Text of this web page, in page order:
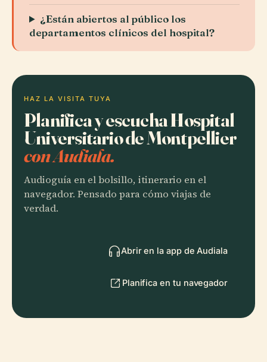
¿Están abiertos al público los
departamentos clínicos del hospital?
HAZ LA VISITA TUYA
Planifica y escucha Hospital
Universitario de Montpellier
con Audiala.
Audioguía en el bolsillo, itinerario en el
navegador. Pensado para cómo viajas de
verdad.
Abrir en la app de Audiala
Planifica en tu navegador